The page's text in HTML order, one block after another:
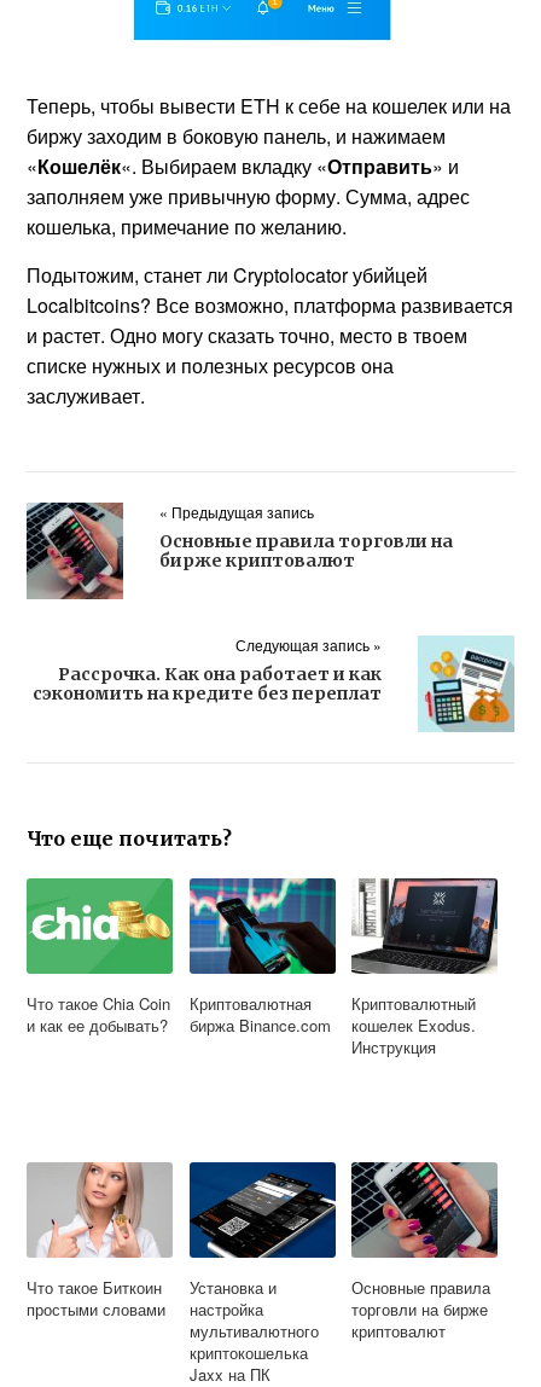
Теперь, чтобы вывести ETH к себе на кошелек или на
биржу заходим в боковую панель, и нажимаем
«Кошелёк«. Выбираем вкладку «Отправить» и
заполняем уже привычную форму. Сумма, адрес
кошелька, примечание по желанию.
Подытожим, станет ли Cryptolocator убийцей
Localbitcoins? Все возможно, платформа развивается
и растет. Одно могу сказать точно, место в твоем
списке нужных и полезных ресурсов она
заслуживает.
« Предыдущая запись
Основные правила торговли на
бирже криптовалют
Следующая запись »
Рассрочка. Как она работает и как
сэкономить на кредите без переплат
Что еще почитать?
Что такое Chia Coin
и как ее добывать?
Криптовалютная
биржа Binance.com
Криптовалютный
кошелек Exodus.
Инструкция
Что такое Биткоин
простыми словами
Установка и
настройка
мультивалютного
криптокошелька
Jaxx на ПК
Основные правила
торговли на бирже
криптовалют